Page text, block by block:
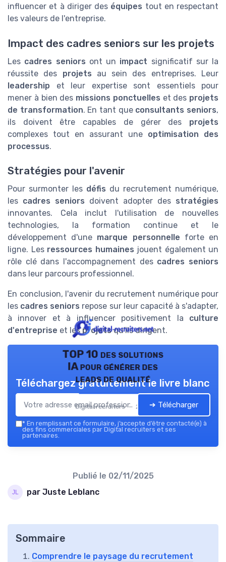
influencer et à diriger des équipes tout en respectant
les valeurs de l'entreprise.
Impact des cadres seniors sur les projets
Les cadres seniors ont un impact significatif sur la
réussite des projets au sein des entreprises. Leur
leadership et leur expertise sont essentiels pour
mener à bien des missions ponctuelles et des projets
de transformation. En tant que consultants seniors,
ils doivent être capables de gérer des projets
complexes tout en assurant une optimisation des
processus.
Stratégies pour l'avenir
Pour surmonter les défis du recrutement numérique,
les cadres seniors doivent adopter des stratégies
innovantes. Cela inclut l'utilisation de nouvelles
technologies, la formation continue et le
développement d'une marque personnelle forte en
ligne. Les ressources humaines jouent également un
rôle clé dans l'accompagnement des cadres seniors
dans leur parcours professionnel.
En conclusion, l'avenir du recrutement numérique pour
les cadres seniors repose sur leur capacité à s'adapter,
à innover et à influencer positivement la culture
d'entreprise et lesprojetsqu'ils dirigent.
TOP 10 des solutions
IA pour générer des
leads de qualité
Digital recruiters — 2026
Téléchargez gratuitement le livre blanc
➔ Télécharger
* En remplissant ce formulaire, j’accepte d’être contacté(e) à
des fins commerciales par Digital recruiters et ses
partenaires.
Publié le 02/11/2025
par Juste Leblanc
Sommaire
Comprendre le paysage du recrutement